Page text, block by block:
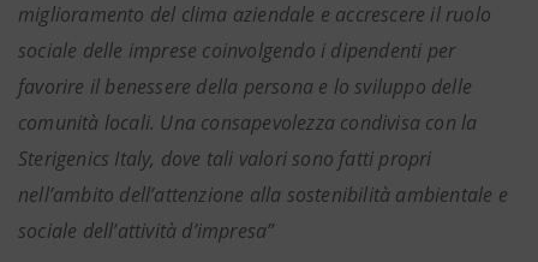
miglioramento del clima aziendale e accrescere il ruolo
sociale delle imprese coinvolgendo i dipendenti per
favorire il benessere della persona e lo sviluppo delle
comunità locali. Una consapevolezza condivisa con la
Sterigenics Italy, dove tali valori sono fatti propri
nell’ambito dell’attenzione alla sostenibilità ambientale e
sociale dell’attività d’impresa”